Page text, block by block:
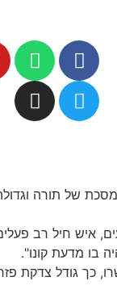
של תורה
איש חיל רב
בו מדעת קונו".
כך גודל צדקת